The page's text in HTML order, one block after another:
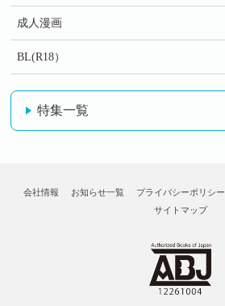
成人漫画
BL(R18）
特集一覧
会社情報 お知らせ一覧 プライバシーポリシー
サイトマップ